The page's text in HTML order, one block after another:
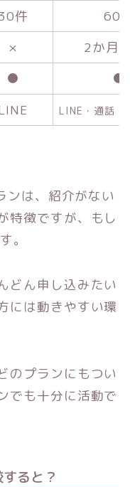
件
60
× 2か月
● ●
LINE・通話・
は、紹介がない
特徴ですが、もし
。
どん申し込みたい
には動きやすい環
のプランにもつい
でも十分に活動で
ると？